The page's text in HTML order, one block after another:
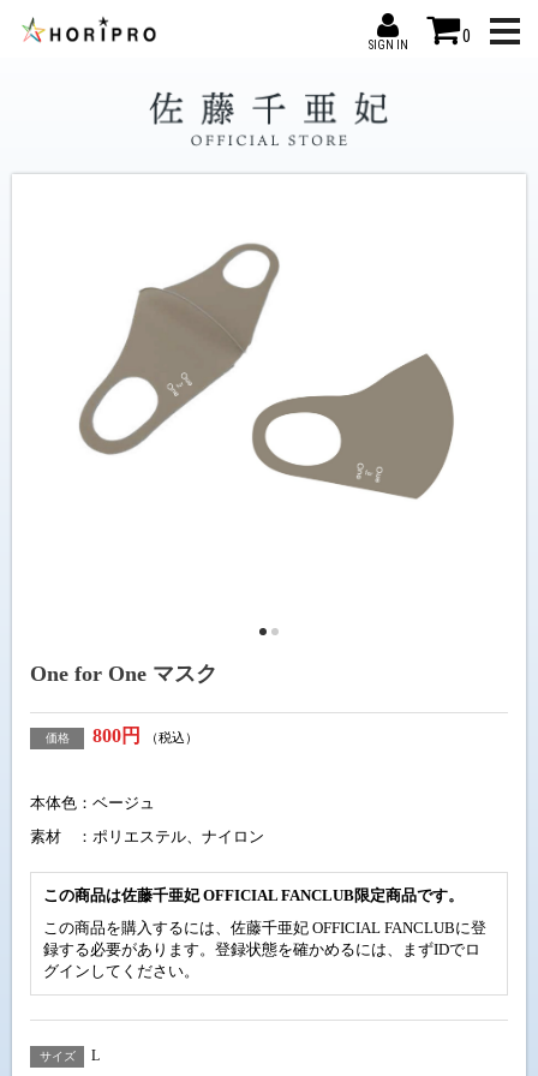
SIGN IN 0
One for One マスク
価格 800円 （税込）
本体色：ベージュ
素材 ：ポリエステル、ナイロン
この商品は佐藤千亜妃 OFFICIAL FANCLUB限定商品です。
この商品を購入するには、佐藤千亜妃 OFFICIAL FANCLUBに登
録する必要があります。登録状態を確かめるには、まずIDでロ
グイン してください。
サイズ L